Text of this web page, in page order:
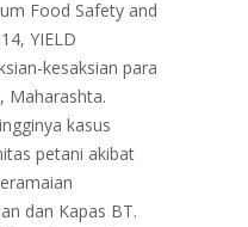
Food Safety and
YIELD
kesaksian para
Maharashta.
kasus
petani akibat
dan Kapas BT.